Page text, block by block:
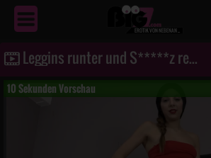
EROTIKVON NEBENAN ...
Leggins runter und S*****z rein !
10 Sekunden Vorschau